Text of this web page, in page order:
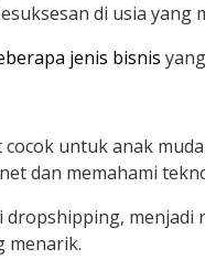
di usia yang
jenis bisnis
cocok untuk anak
dan memahami
dropshipping,
menarik.